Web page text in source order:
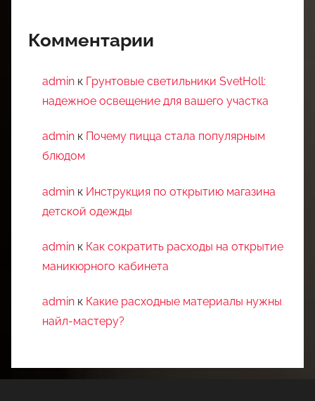
Комментарии
admin к Грунтовые светильники SvetHoll:
надежное освещение для вашего участка
admin к Почему пицца стала популярным
блюдом
admin к Инструкция по открытию магазина
детской одежды
admin к Как сократить расходы на открытие
маникюрного кабинета
admin к Какие расходные материалы нужны
найл-мастеру?